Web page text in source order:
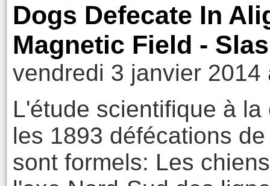
Dogs Defecate In
Magnetic Field -
vendredi 3 janvier 2014
L'étude scientifique à
les 1893 défécations
sont formels: Les